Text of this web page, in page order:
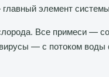
элемент
Все примеси —
— с потоком